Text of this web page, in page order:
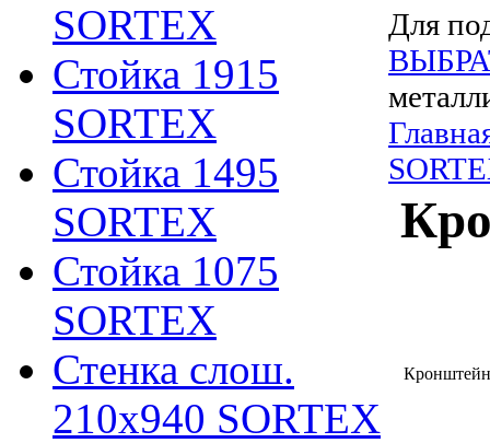
SORTEX
Стойка 1915
SORTEX
Стойка 1495
SORTEX
Стойка 1075
SORTEX
Стенка слош.
210х940 SORTEX
Для